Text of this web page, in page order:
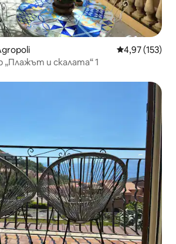
Средна
4,97 (153)
„Плажът и скалата“ 1